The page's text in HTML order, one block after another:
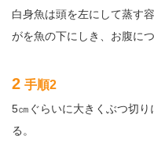
白身魚は頭を左にして蒸す
がを魚の下にしき、お腹につ
2 手順2
5㎝ぐらいに大きくぶつ切
る。